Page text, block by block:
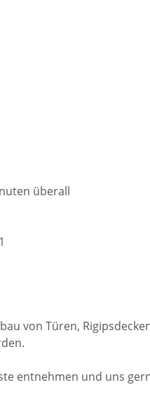
überall
von Türen,
entnehmen und uns